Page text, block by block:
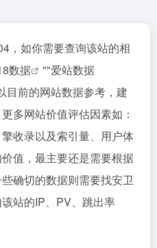
，如你需要查询该站的相
数据 ""爱站数据
目前的网站数据参考，建
多网站价值评估因素如：
收录以及索引量、用户体
值，最主要还是需要根据
确切的数据则需要找安卫
站的IP、PV、跳出率